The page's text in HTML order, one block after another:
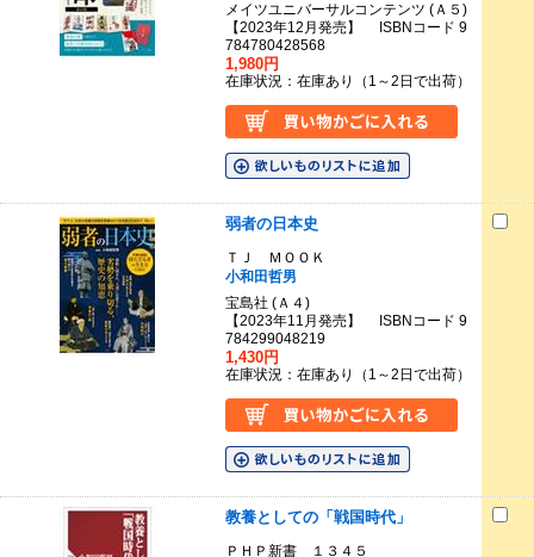
メイツユニバーサルコンテンツ (Ａ５)
【2023年12月発売】 ISBNコード 9
784780428568
1,980円
在庫状況：在庫あり（1～2日で出荷）
弱者の日本史
ＴＪ ＭＯＯＫ
小和田哲男
宝島社 (Ａ４)
【2023年11月発売】 ISBNコード 9
784299048219
1,430円
在庫状況：在庫あり（1～2日で出荷）
教養としての「戦国時代」
ＰＨＰ新書 １３４５